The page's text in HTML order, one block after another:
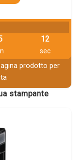
12
sec
prodotto per
stampante